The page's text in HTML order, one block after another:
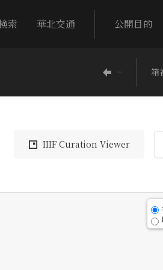
索 華北交通 公開目的
− 箱
IIIF Curation Viewer